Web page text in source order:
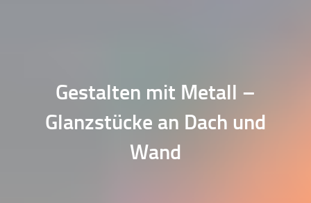
Gestalten mit Metall –
Glanzstücke an Dach und
Wand